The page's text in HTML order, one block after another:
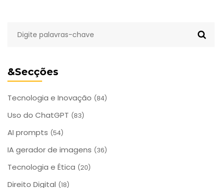
&Secções
Tecnologia e Inovação (84)
Uso do ChatGPT (83)
AI prompts (54)
IA gerador de imagens (36)
Tecnologia e Ética (20)
Direito Digital (18)